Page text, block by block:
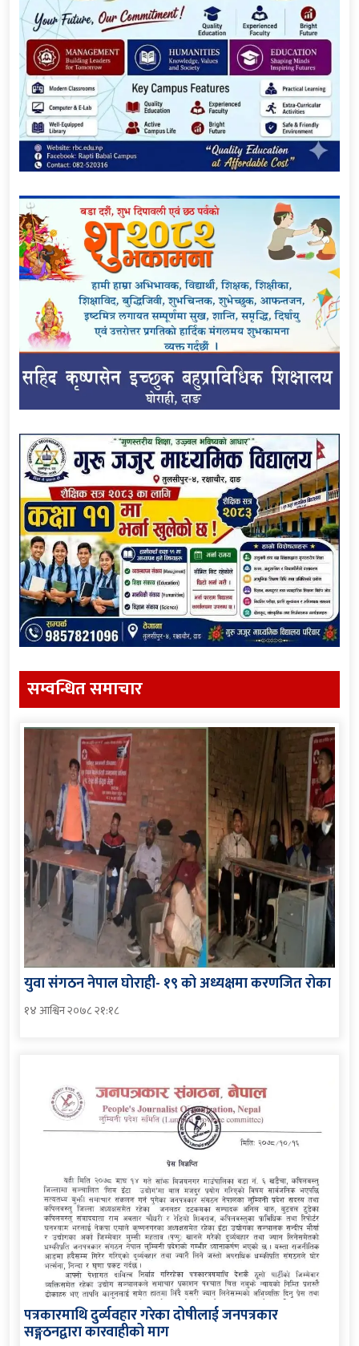
सम्वन्धित समाचार
युवा संगठन नेपाल घोराही- १९ को अध्यक्षमा करणजित रोका
१४ आश्विन २०७८ २१:१८
पत्रकारमाथि दुर्व्यवहार गरेका दोषीलाई जनपत्रकार
सङ्गठनद्वारा कारवाहीको माग